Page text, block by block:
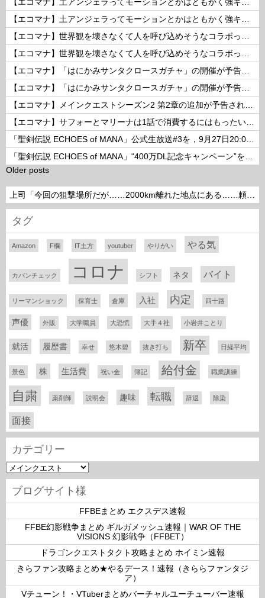
Older posts
タグ
Amazon F欄 IT土方 youtuber やりがい やる気
カバンチェック コロナ シフト ネタ バイト
リーマンショック 保育士 倉庫 入社 内定 四十路
声優 外販 大学職員 大恐慌 大手４社 小岩井ことり
就活 履歴書 幸せ 悠木碧 抜き打ち 新卒 日経平均
景色 株 生活費 祝い金 簿記 給付金 職業訓練
自粛 薬剤師 説明会 趣味 転職 辞退 除染
面接
カテゴリー
カ
テ
ー
ブログサイト様
FFBEまとめ エクスデス速報
FFBE幻影戦争まとめ ギルガメッシュ速報｜WAR OF THE
VISIONS 幻影戦争（FFBET）
ドラゴンクエストタクト攻略まとめ ホイミン速報
きらファン攻略まとめ★やるデース！速報（きららファンタジ
ア）
Vチューン！・VTuberまとめバーチャルユーチューバー速報